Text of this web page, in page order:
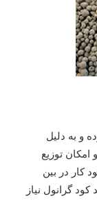
و به دلیل
توزیع
کار در بین
گرانول نیاز